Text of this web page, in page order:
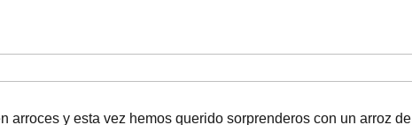
arroces y esta vez hemos querido sorprenderos con un arroz de